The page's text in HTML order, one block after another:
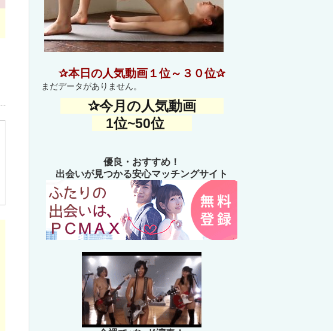
✰本日の人気動画１位～３０位✰
まだデータがありません。
✰今月の人気動画
1位~50位
優良・おすすめ！
出会いが見つかる安心マッチングサイト